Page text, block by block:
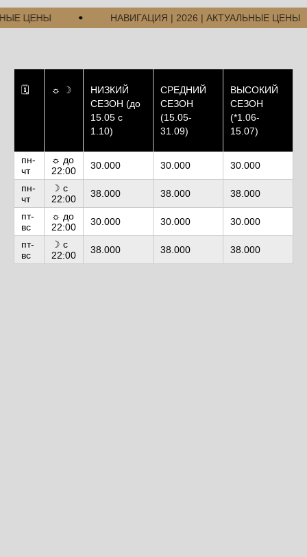
ЦЕНЫ НАВИГАЦИЯ | 2026 | АКТУАЛЬНЫЕ ЦЕНЫ
🗓 ☼ ☽
НИЗКИЙ
СЕЗОН (до
15.05 с
1.10)
СРЕДНИЙ
СЕЗОН
(15.05-
31.09)
ВЫСОКИЙ
СЕЗОН
(*1.06-
15.07)
пн-
чт
☼ до
22:00
30.000 30.000 30.000
пн-
чт
☽ с
22:00
38.000 38.000 38.000
пт-
вс
☼ до
22:00
30.000 30.000 30.000
пт-
вс
☽ с
22:00
38.000 38.000 38.000